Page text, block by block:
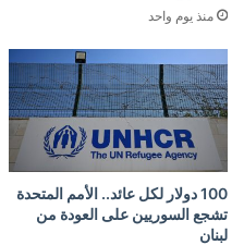
منذ يوم واحد
100 دولار لكل عائد.. الأمم المتحدة
تشجع السوريين على العودة من
لبنان